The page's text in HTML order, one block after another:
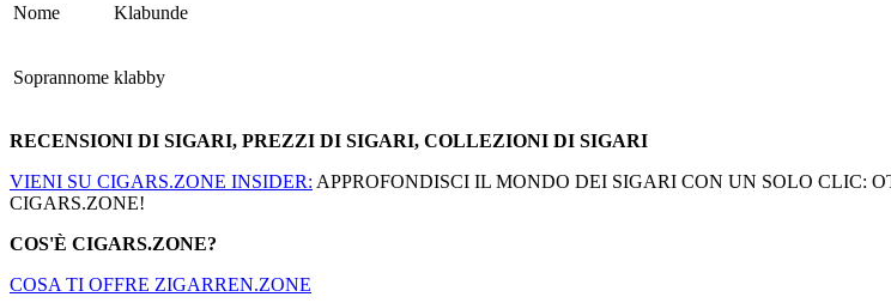
Nome Klabunde
Soprannome klabby
RECENSIONI DI SIGARI, PREZZI DI SIGARI, COLLEZIONI DI SIGARI
VIENI SU CIGARS.ZONE INSIDER: APPROFONDISCI IL MONDO DEI SIGARI CON UN SOLO
CIGARS.ZONE!
COS'È CIGARS.ZONE?
COSA TI OFFRE ZIGARREN.ZONE